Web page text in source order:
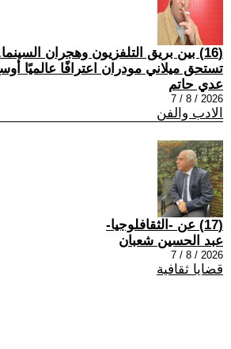
(16) بين بريق التلفزيون وهجران
تستحق ميلاني مودران اعترافًا عالميًا
عدي حاتم
2026 / 8 / 7
الادب والفن
(17) عن -الثقافلوجيا-
عبد الحسين شعبان
2026 / 8 / 7
قضايا ثقافية